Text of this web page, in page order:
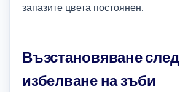
запазите цвета постоянен.
Възстановяване след
избелване на зъби